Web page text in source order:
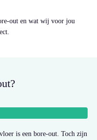
out en wat wij voor jou
is een bore-out. Toch zijn